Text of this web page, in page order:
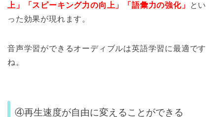
上」「スピーキング力の向上」「語彙力の強化」
とい
った効果が現れます。
音声学習ができるオーディブルは英語学習に最適です
ね。
④再生速度が自由に変えることができる